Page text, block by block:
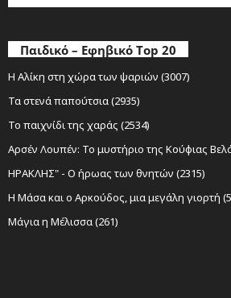
Παιδικό – Εφηβικό Top 20
Η Αλίκη στη χώρα των ψαριών (3007)
Τα στενά παπούτσια (2935)
Το παιχνίδι της χαράς (2534)
Αρσέν Λουπέν: Το μυστήριο της Κούφιας
ΗΡΑΚΛΗΣ" - Ο ήρωας των θνητών (2315)
Η Μάσα και ο Αρκούδος, μια μεγάλη γιορτή
Μάγια η Μέλισσα (261)